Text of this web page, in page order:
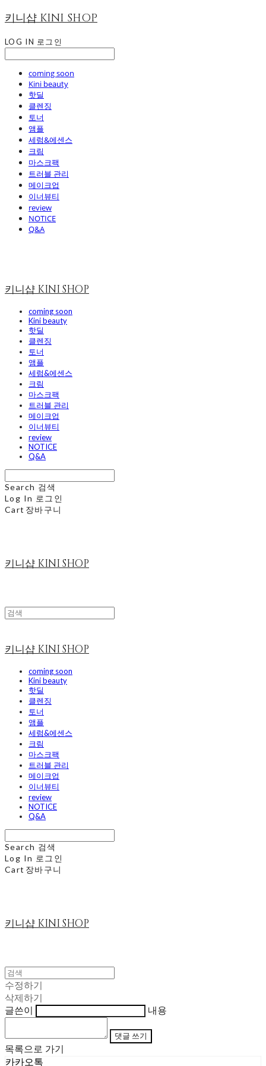
키니샵 KINI SHOP
LOG IN 로그인
coming soon
Kini beauty
핫딜
클렌징
토너
앰플
세럼&에센스
크림
마스크팩
트러블 관리
메이크업
이너뷰티
review
NOTICE
Q&A
키니샵 KINI SHOP
coming soon
Kini beauty
핫딜
클렌징
토너
앰플
세럼&에센스
크림
마스크팩
트러블 관리
메이크업
이너뷰티
review
NOTICE
Q&A
Search 검색
Log In 로그인
Cart 장바구니
키니샵 KINI SHOP
키니샵 KINI SHOP
coming soon
Kini beauty
핫딜
클렌징
토너
앰플
세럼&에센스
크림
마스크팩
트러블 관리
메이크업
이너뷰티
review
NOTICE
Q&A
Search 검색
Log In 로그인
Cart 장바구니
키니샵 KINI SHOP
수정하기
삭제하기
글쓴이
내용
댓글 쓰기
목록으로 가기
카카오톡